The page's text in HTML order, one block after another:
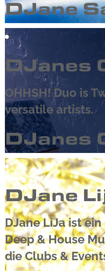
DJane
DJanes
OHHSH! Duo is
versatile artists.
DJanes
DJane
DJane LiJa ist
Deep & House
die Clubs &